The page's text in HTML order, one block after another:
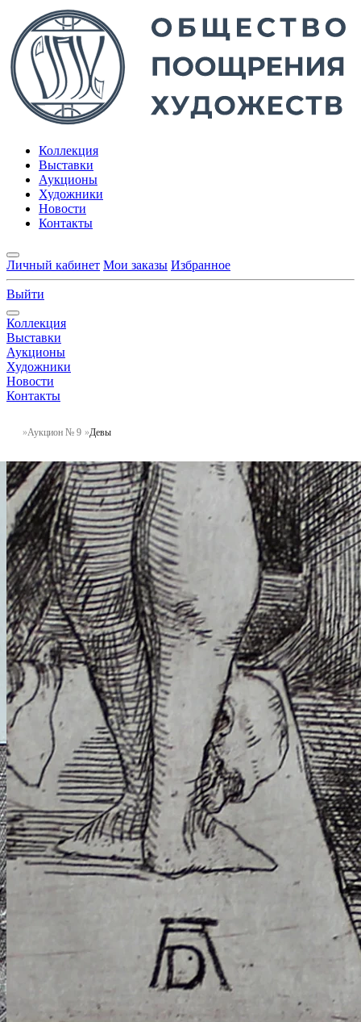
Коллекция
Выставки
Аукционы
Художники
Новости
Контакты
Личный кабинет Мои заказы Избранное
Выйти
Коллекция
Выставки
Аукционы
Художники
Новости
Контакты
Аукцион № 9 Девы